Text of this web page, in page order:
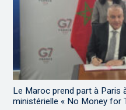
Le Maroc prend part à Paris
ministérielle « No Money for